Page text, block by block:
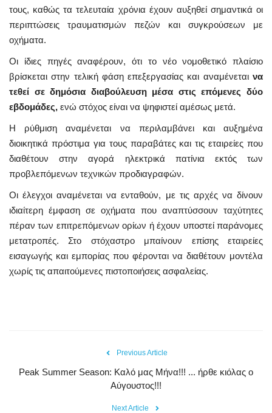
τους, καθώς τα τελευταία χρόνια έχουν αυξηθεί σημαντικά οι
περιπτώσεις τραυματισμών πεζών και συγκρούσεων με
οχήματα.
Οι ίδιες πηγές αναφέρουν, ότι το νέο νομοθετικό πλαίσιο
βρίσκεται στην τελική φάση επεξεργασίας και αναμένεται να
τεθεί σε δημόσια διαβούλευση μέσα στις επόμενες δύο
εβδομάδες, ενώ στόχος είναι να ψηφιστεί αμέσως μετά.
Η ρύθμιση αναμένεται να περιλαμβάνει και αυξημένα
διοικητικά πρόστιμα για τους παραβάτες και τις εταιρείες που
διαθέτουν στην αγορά ηλεκτρικά πατίνια εκτός των
προβλεπόμενων τεχνικών προδιαγραφών.
Οι έλεγχοι αναμένεται να ενταθούν, με τις αρχές να δίνουν
ιδιαίτερη έμφαση σε οχήματα που αναπτύσσουν ταχύτητες
πέραν των επιτρεπόμενων ορίων ή έχουν υποστεί παράνομες
μετατροπές. Στο στόχαστρο μπαίνουν επίσης εταιρείες
εισαγωγής και εμπορίας που φέρονται να διαθέτουν μοντέλα
χωρίς τις απαιτούμενες πιστοποιήσεις ασφαλείας.
Previous Article
Peak Summer Season: Kαλό μας Μήνα!!! ... ήρθε κιόλας ο
Αύγουστος!!!
Next Article